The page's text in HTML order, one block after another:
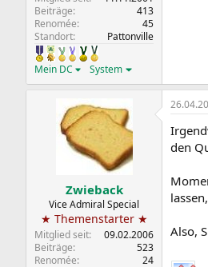
Beiträge
413
Renomée
45
Standort
Pattonville
Mein DC System
Zwieback
Vice Admiral Special
★ Themenstarter ★
Mitglied seit
09.02.2006
Beiträge
523
Renomée
24
den
Also,